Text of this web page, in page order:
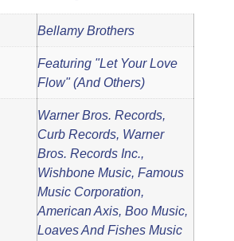
Bellamy Brothers
Featuring "Let Your Love
Flow" (And Others)
Warner Bros. Records,
Curb Records, Warner
Bros. Records Inc.,
Wishbone Music, Famous
Music Corporation,
American Axis, Boo Music,
Loaves And Fishes Music